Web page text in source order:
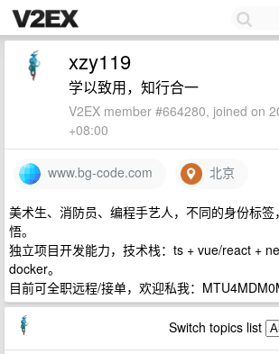
xzy119
学以致用，知行合一
V2EX member #664280, joined on
+08:00
www.bg-code.com 北京
美术生、消防员、编程手艺人，不同的身份标
悟。
独立项目开发能力，技术栈：ts + vue/react +
docker。
目前可全职远程/接单，欢迎私我：
Switch topics list